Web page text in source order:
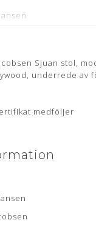
hos egen
samt 5 års garanti
Sjuan stol,
underrede av
medföljer